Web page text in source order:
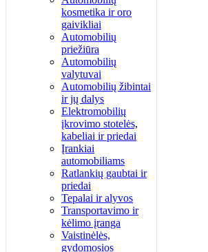
kosmetika ir oro
gaivikliai
Automobilių
priežiūra
Automobilių
valytuvai
Automobilių žibintai
ir jų dalys
Elektromobilių
įkrovimo stotelės,
kabeliai ir priedai
Įrankiai
automobiliams
Ratlankių gaubtai ir
priedai
Tepalai ir alyvos
Transportavimo ir
kėlimo įranga
Vaistinėlės,
gydomosios